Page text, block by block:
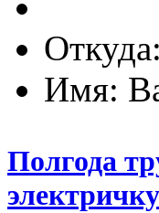
Имя:
Полгода
электричку